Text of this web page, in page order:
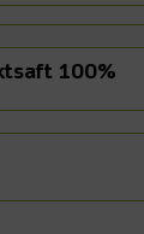
100%